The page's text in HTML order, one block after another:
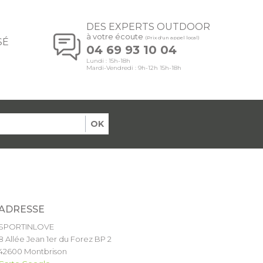
DES EXPERTS OUTDOOR
à votre écoute (Prix d'un appel local)
04 69 93 10 04
Lundi : 15h-18h
Mardi-Vendredi : 9h-12h 15h-18h
OK
Allée Jean 1er du Forez BP 2
Montbrison